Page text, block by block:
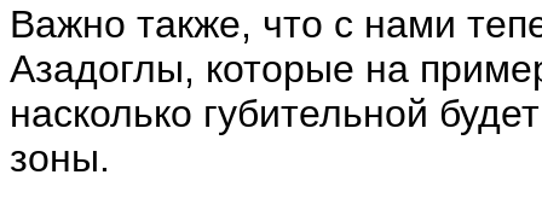
Важно также, что с нами
Азадоглы, которые на
насколько губительной
зоны.